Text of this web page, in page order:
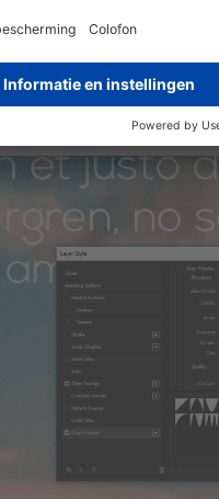
eerst naar de waarde
hoek aan te geven.
op 5 px, om de schaduw te
zwak om de knop te